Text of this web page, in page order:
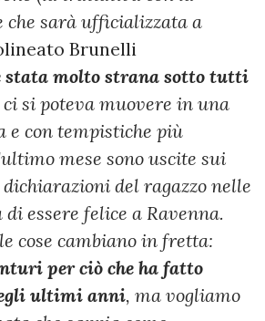
che sarà ufficializzata a
Brunelli
stata molto strana sotto tutti
ci si poteva muovere in una
e con tempistiche più
mese sono uscite sui
del ragazzo nelle
essere felice a Ravenna.
cose cambiano in fretta:
per ciò che ha fatto
ultimi anni, ma vogliamo